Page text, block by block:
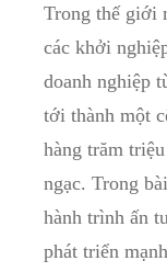
Trong ⁣thế giới​
các khởi
doanh nghiệp
tới ⁣thành một
hàng trăm‌
⁢ngạc. Trong
hành ⁤trình ấn​
phát triển